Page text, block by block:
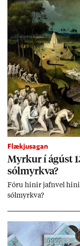
Flækjusagan
Myrk­ur í ág­úst
sól­myrkva?
Fóru hinir jafn­vel
sól­myrkva?